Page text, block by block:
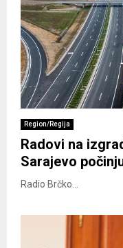
Region/Regija
Radovi na
Sarajevo
Radio Brčko...